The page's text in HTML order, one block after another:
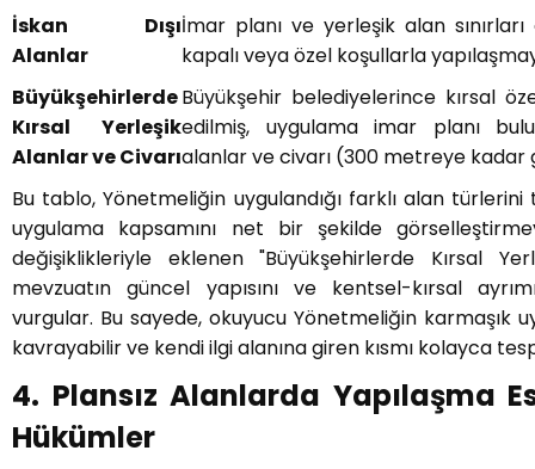
İskan Dışı
Alanlar
İmar planı ve yerleşik alan sınırları
kapalı veya özel koşullarla
Büyükşehirlerde
Kırsal Yerleşik
Alanlar ve Civarı
Büyükşehir belediyelerince kırsal
edilmiş, uygulama imar planı
alanlar ve civarı (300 metreye kadar
Bu tablo, Yönetmeliğin uygulandığı farklı alan
uygulama kapsamını net bir şekilde
değişiklikleriyle eklenen "Büyükşehirlerde Kırsal
mevzuatın güncel yapısını ve kentsel-kırsal
vurgular. Bu sayede, okuyucu Yönetmeliğin karmaşık
kavrayabilir ve kendi ilgi alanına giren kısmı kolayca
4. Plansız Alanlarda Yapılaşma
Hükümler